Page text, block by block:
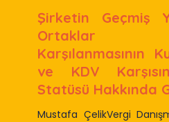
Şirketin Geçmiş
Ortaklar
Karşılanmasının
ve KDV
Statüsü Hakkında
Mustafa ÇelikVergi